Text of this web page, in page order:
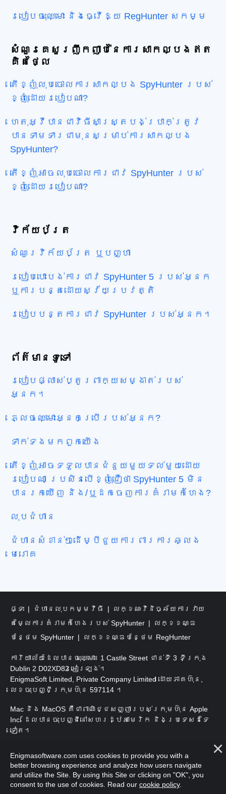
របៀបចុះឈ្មោះ និងធ្វើឱ្យ RegHunter សកម្ម
សំណួរគេសួរញឹកញាប់នៃការសាកល្បងឥត
គិតថ្លៃ
តើខ្ញុំលុបចោលការសាកល្បង SpyHunter របស់
ខ្ញុំដោយរបៀបណា?
ហេតុអ្វីបានជាវិធីសាស្រ្តបង់ប្រាក់ត្រូវ
បានទាមទារជាមុនសម្រាប់ការសាកល្បង
SpyHunter?
តើខ្ញុំអាចលុបចោលការជាវ SpyHunter របស់
ខ្ញុំដោយរបៀបណា?
វិក័យប័ត្រ
សំណួរវិក័យប័ត្រ ឬបញ្ហា
របៀបបោះបង់ការជាវ SpyHunter 5 របស់អ្នក
ឬការបន្តដោយស្វ័យប្រវត្តិ
របៀបបន្តការជាវ SpyHunter របស់អ្នក។
ព័ត៌មាន​ទូទៅ
របៀបផ្លាស់ប្តូរពាក្យសម្ងាត់របស់
អ្នក។
ភ្លេចឈ្មោះអ្នកប្រើរបស់អ្នក?
ទាក់ទង​មក​ពួក​យើង
តើខ្ញុំអាចទទួលបានជំនួយមួយទល់មួយដោយ
របៀបណា ប្រសិនបើខ្ញុំជឿថា SpyHunter 5 មិន
បានរកឃើញ និង/ឬដកចេញការគំរាមកំហែង?
លុបជំហាន
ជំហានសំខាន់ៗដើម្បីជួយការពារការឆ្លង
មេរោគ
ផ្ទះ ជំហានលុបកម្មវិធី
លក្ខណៈវិនិច្ឆ័យការវាយ
តម្លៃការគំរាមកំហែងរបស់ SpyHunter
លក្ខខណ្ឌ
បន្ថែម SpyHunter
លក្ខខណ្ឌបន្ថែម RegHunter
ការិយាល័យដែលបានចុះឈ្មោះ៖ 1 Castle Street ជាន់ទី 3 ទីក្រុង
Dublin 2 D02XD82 អៀរឡង់។
EnigmaSoft Limited, Private Company Limited ដោយភាគហ៊ុន,
លេខចុះបញ្ជីក្រុមហ៊ុន 597114 ។
Mac និង MacOS គឺជាពាណិជ្ជសញ្ញារបស់ក្រុមហ៊ុន Apple
Inc. ដែលបានចុះបញ្ជីនៅសហរដ្ឋអាមេរិក និងប្រទេសដទៃ
ទៀត។
គ្រប់យ៉ាង។
Enigmasoftware.com uses cookies to provide you with a
better browsing experience and analyze how users navigate
and utilize the Site. By using this Site or clicking on "OK", you
consent to the use of cookies. Read our cookie policy.